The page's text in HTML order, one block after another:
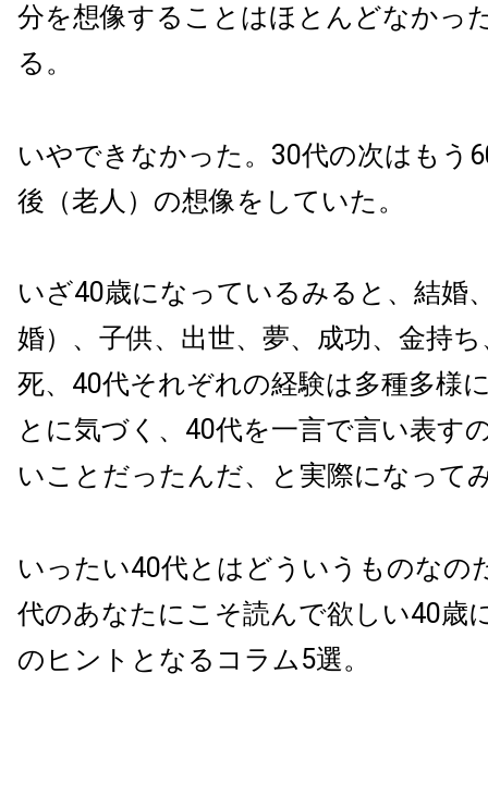
分を想像することはほとんどなかっ
る。
いやできなかった。30代の次はもう
後（老人）の想像をしていた。
いざ40歳になっているみると、結婚
婚）、子供、出世、夢、成功、金持
死、40代それぞれの経験は多種多様
とに気づく、40代を一言で言い表す
いことだったんだ、と実際になって
いったい40代とはどういうものなの
代のあなたにこそ読んで欲しい40歳
のヒントとなるコラム5選。